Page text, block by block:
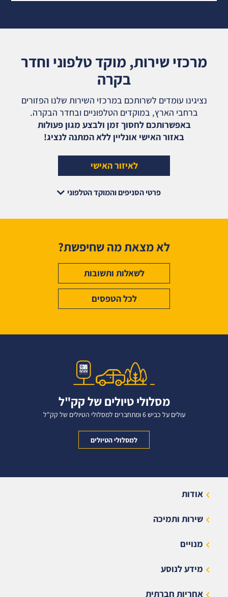
מרכזי שירות, מוקד טלפוני וחדר
בקרה
נציגינו עומדים לשרותכם במרכזי השירות שלנו הפזורים
ברחבי הארץ, במוקדים הטלפוניים ובחדר הבקרה.
באפשרותכם לחסוך זמן ולבצע מגון פעולות
באזור האישי אונליין ללא המתנה לנציג!
לאיזור האישי
פרטי הסניפים והמוקד הטלפוני
לא מצאת מה שחיפשת?
לשאלות ותשובות
לכל הטפסים
מסלולי טיולים של קק"ל
עולים על כביש 6 ומתחברים למסלולי הטיולים של קק"ל
למסלולי הטיולים
אודות
שירות ותמיכה
מנויים
מידע לנוסע
אחריות חברתית